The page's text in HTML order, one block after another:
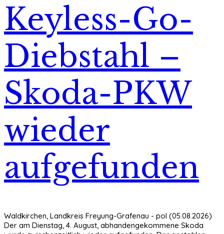
Keyless-Go-
Diebstahl –
Skoda-PKW
wieder
aufgefunden
Waldkirchen, Landkreis Freyung-Grafenau - pol (05.08.2026)
Der am Dienstag, 4. August, abhandengekommene Skoda